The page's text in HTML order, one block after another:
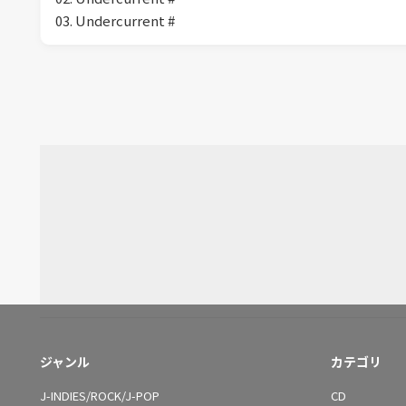
03. Undercurrent #
ジャンル
J-INDIES/ROCK/J-POP
カテゴリ
CD